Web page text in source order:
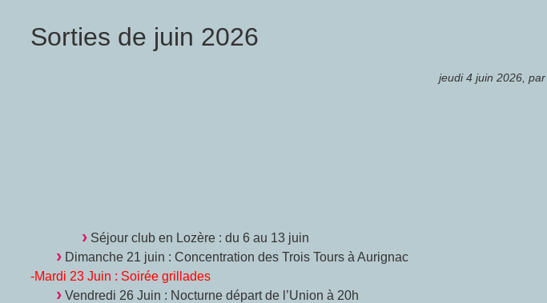
Sorties de juin 2026
jeudi 4 juin 2026, par
Séjour club en Lozère : du 6 au 13 juin
Dimanche 21 juin : Concentration des Trois Tours à Aurignac
-Mardi 23 Juin : Soirée grillades
Vendredi 26 Juin : Nocturne départ de l’Union à 20h